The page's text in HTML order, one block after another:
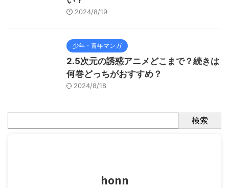
2024/8/19
少年・青年マンガ
2.5次元の誘惑アニメどこまで？続きは
何巻どっちがおすすめ？
2024/8/18
検索
honn